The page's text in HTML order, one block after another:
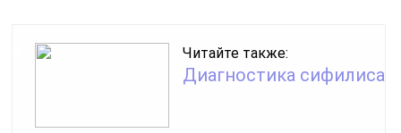
Читайте также:
Диагностика сифилиса